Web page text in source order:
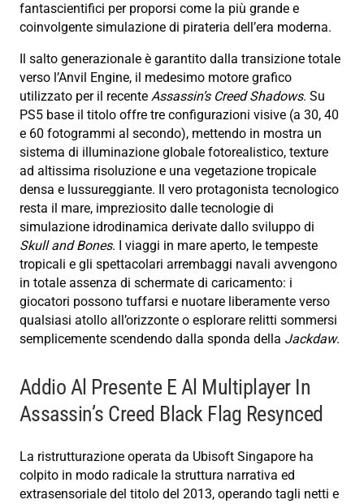
fantascientifici per proporsi come la più grande e
coinvolgente simulazione di pirateria dell’era moderna.
Il salto generazionale è garantito dalla transizione totale
verso l’Anvil Engine, il medesimo motore grafico
utilizzato per il recente Assassin’s Creed Shadows. Su
PS5 base il titolo offre tre configurazioni visive (a 30, 40
e 60 fotogrammi al secondo), mettendo in mostra un
sistema di illuminazione globale fotorealistico, texture
ad altissima risoluzione e una vegetazione tropicale
densa e lussureggiante. Il vero protagonista tecnologico
resta il mare, impreziosito dalle tecnologie di
simulazione idrodinamica derivate dallo sviluppo di
Skull and Bones. I viaggi in mare aperto, le tempeste
tropicali e gli spettacolari arrembaggi navali avvengono
in totale assenza di schermate di caricamento: i
giocatori possono tuffarsi e nuotare liberamente verso
qualsiasi atollo all’orizzonte o esplorare relitti sommersi
semplicemente scendendo dalla sponda della Jackdaw.
Addio Al Presente E Al Multiplayer In
Assassin’s Creed Black Flag Resynced
La ristrutturazione operata da Ubisoft Singapore ha
colpito in modo radicale la struttura narrativa ed
extrasensoriale del titolo del 2013, operando tagli netti e